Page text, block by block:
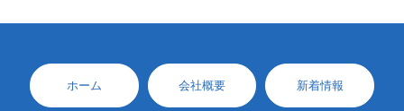
ホーム 会社概要 新着情報